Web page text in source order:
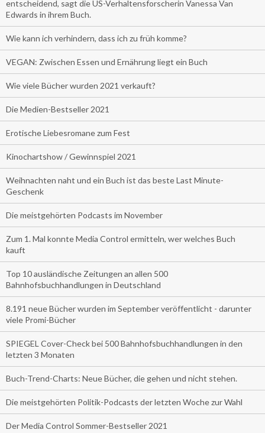
entscheidend, sagt die US-Verhaltensforscherin Vanessa Van
Edwards in ihrem Buch.
Wie kann ich verhindern, dass ich zu früh komme?
VEGAN: Zwischen Essen und Ernährung liegt ein Buch
Wie viele Bücher wurden 2021 verkauft?
Die Medien-Bestseller 2021
Erotische Liebesromane zum Fest
Kinochartshow / Gewinnspiel 2021
Weihnachten naht und ein Buch ist das beste Last Minute-
Geschenk
Die meistgehörten Podcasts im November
Zum 1. Mal konnte Media Control ermitteln, wer welches Buch
kauft
Top 10 ausländische Zeitungen an allen 500
Bahnhofsbuchhandlungen in Deutschland
8.191 neue Bücher wurden im September veröffentlicht - darunter
viele Promi-Bücher
SPIEGEL Cover-Check bei 500 Bahnhofsbuchhandlungen in den
letzten 3 Monaten
Buch-Trend-Charts: Neue Bücher, die gehen und nicht stehen.
Die meistgehörten Politik-Podcasts der letzten Woche zur Wahl
Der Media Control Sommer-Bestseller 2021